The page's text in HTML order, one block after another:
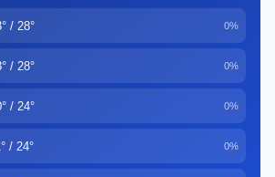
/ 28° 0%
/ 28° 0%
/ 24° 0%
/ 24° 0%